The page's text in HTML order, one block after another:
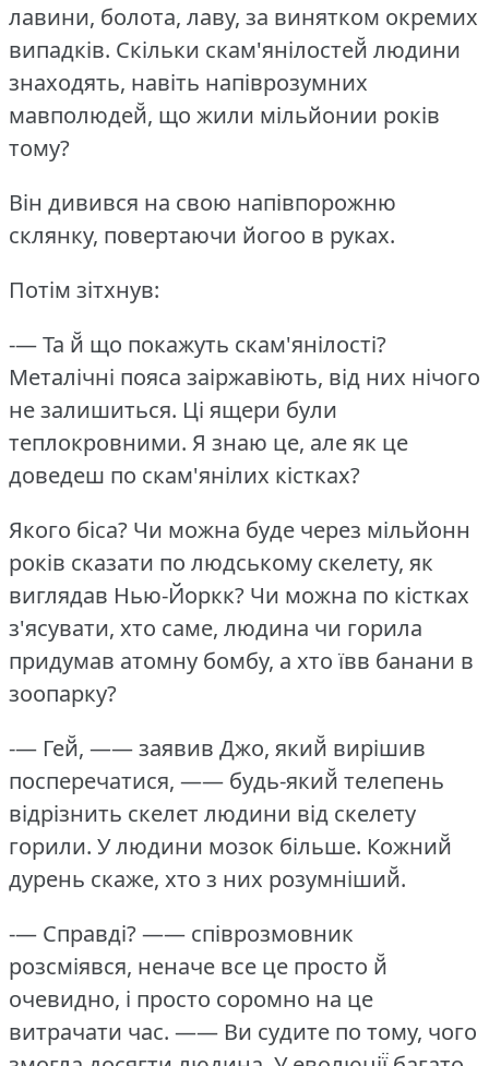
лавини, болота, лаву, за винятком окремих
випадків. Скільки скам'янілостей̆ людини
знаходять, навіть напіврозумних
мавполюдей̆, що жили мільйонии років
тому?
Він дивився на свою напівпорожню
склянку, повертаючи йогоо в руках.
Потім зітхнув:
-— Та й̆ що покажуть скам'янілості?
Металічні пояса заіржавіють, від них нічого
не залишиться. Ці ящери були
теплокровними. Я знаю це, але як це
доведеш по скам'янілих кістках?
Якого біса? Чи можна буде через мільйонн
років сказати по людському скелету, як
виглядав Нью-Йоркк? Чи можна по кістках
з'ясувати, хто саме, людина чи горила
придумав атомну бомбу, а хто ївв банани в
зоопарку?
-— Гей̆, —— заявив Джо, який̆ вирішив
посперечатися, —— будь-який̆ телепень
відрізнить скелет людини від скелету
горили. У людини мозок більше. Кожний̆
дурень скаже, хто з них розумніший̆.
-— Справді?—— співрозмовник
розсміявся, неначе все це просто й̆
очевидно, і просто соромно на це
витрачати час. —— Ви судите по тому, чого